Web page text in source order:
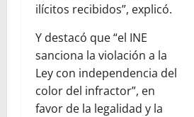
ilícitos recibidos”, explicó.
Y destacó que “el INE
sanciona la violación a la
Ley con independencia del
color del infractor”, en
favor de la legalidad y la